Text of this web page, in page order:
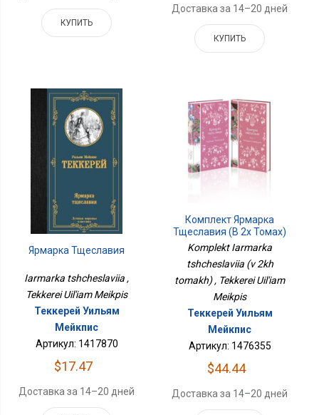
КУПИТЬ
Доставка за 14–20 дней
КУПИТЬ
Ярмарка Тщеславия
Iarmarka tshcheslaviia ,
Tekkerei Uil'iam Meikpis
Теккерей Уильям
Мейкпис
Артикул: 1417870
$17.47
Доставка за 14–20 дней
Комплект Ярмарка
Тщеславия (в 2х Томах)
Komplekt Iarmarka
tshcheslaviia (v 2kh
tomakh) , Tekkerei Uil'iam
Meikpis
Теккерей Уильям
Мейкпис
Артикул: 1476355
$44.44
Доставка за 14–20 дней